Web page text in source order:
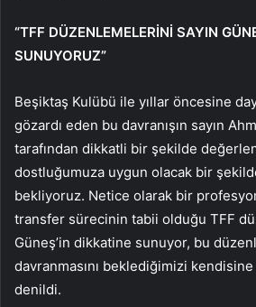
“TFF DÜZENLEMELERİNİ SAYIN
SUNUYORUZ”
Beşiktaş Kulübü ile yıllar öncesine
gözardı eden bu davranışın sayın
tarafından dikkatli bir şekilde
dostluğumuza uygun olacak bir
bekliyoruz. Netice olarak bir
transfer sürecinin tabii olduğu TFF
Güneş’in dikkatine sunuyor, bu
davranmasını beklediğimizi
denildi.